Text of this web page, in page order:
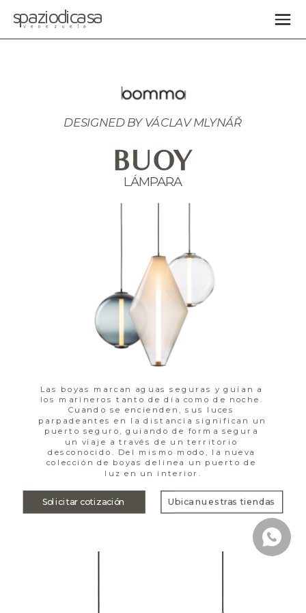
Ubica nuestras tiendas
Solicitar cotización
DESIGNED BY VÁCLAV MLYNÁŘ
BUOY
LÁMPARA
Las boyas marcan aguas seguras y guían a
los marineros tanto de día como de noche.
Cuando se encienden, sus luces
parpadeantes en la distancia significan un
puerto seguro, guiando de forma segura
un viaje a través de un territorio
desconocido. Del mismo modo, la nueva
colección de boyas delinea un puerto de
luz en un interior.
spaziodicasa
venezuela